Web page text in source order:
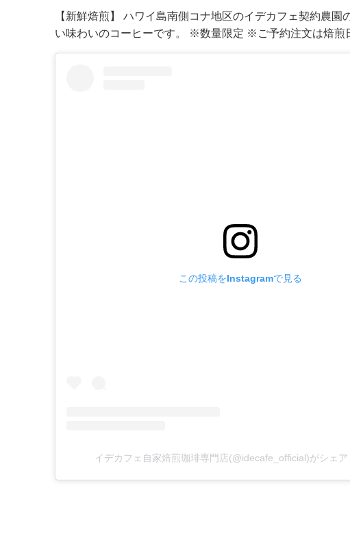
【新鮮焙煎】 ハワイ島南側コナ地区のイデカフェ契約農
い味わいのコーヒーです。 ※数量限定 ※ご予約注文は焙煎
この投稿をInstagramで見る
イデカフェ自家焙煎珈琲専門店(@idecafe_official)がシェア